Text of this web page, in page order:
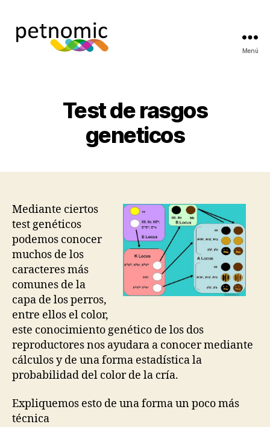
Menú
Test de rasgos
geneticos
Mediante ciertos
test genéticos
podemos conocer
muchos de los
caracteres más
comunes de la
capa de los perros,
entre ellos el color,
este conocimiento genético de los dos
reproductores nos ayudara a conocer mediante
cálculos y de una forma estadística la
probabilidad del color de la cría.
Expliquemos esto de una forma un poco más
técnica